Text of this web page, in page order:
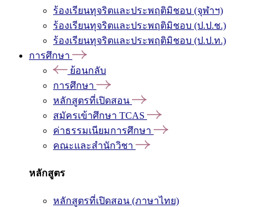
ร้องเรียนทุจริตและประพฤติมิชอบ (จุฬาฯ)
ร้องเรียนทุจริตและประพฤติมิชอบ (ป.ป.ช.)
ร้องเรียนทุจริตและประพฤติมิชอบ (ป.ป.ท.)
การศึกษา
ย้อนกลับ
การศึกษา
หลักสูตรที่เปิดสอน
สมัครเข้าศึกษา TCAS
ค่าธรรมเนียมการศึกษา
คณะและสำนักวิชา
หลักสูตร
หลักสูตรที่เปิดสอน (ภาษาไทย)